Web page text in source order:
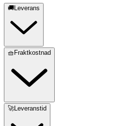
🚚Leverans
🧺Fraktkostnad
🚀Leveranstid